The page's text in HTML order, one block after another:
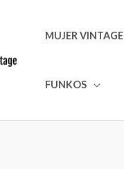
MUJER VINTAGE
FUNKOS